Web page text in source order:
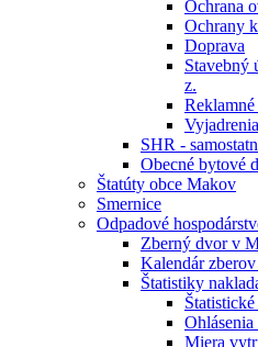
Ochrana
Ochrany
Doprava
Stavebný
z.
SHR -
Obecné bytové
Štatúty obce Makov
Smernice
Odpadové
Zberný dvor v
Kalendár
Štatistiky
Miera